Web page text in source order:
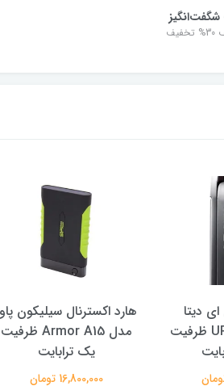
دیتا
UR340 USB 3.2 ظرفیت
هارد اکسترنال سیلیکون
مدل Armor A15 ظرفیت
یک ترابایت
16,800,000 تومان